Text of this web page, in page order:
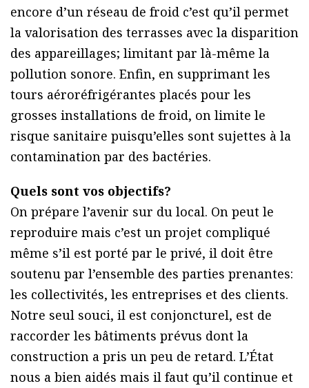
encore d’un réseau de froid c’est qu’il permet
la valorisation des terrasses avec la disparition
des appareillages; limitant par là-même la
pollution sonore. Enfin, en supprimant les
tours aéroréfrigérantes placés pour les
grosses installations de froid, on limite le
risque sanitaire puisqu’elles sont sujettes à la
contamination par des bactéries.
Quels sont vos objectifs?
On prépare l’avenir sur du local. On peut le
reproduire mais c’est un projet compliqué
même s’il est porté par le privé, il doit être
soutenu par l’ensemble des parties prenantes:
les collectivités, les entreprises et des clients.
Notre seul souci, il est conjoncturel, est de
raccorder les bâtiments prévus dont la
construction a pris un peu de retard. L’État
nous a bien aidés mais il faut qu’il continue et